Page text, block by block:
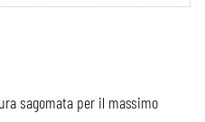
sagomata per il massimo